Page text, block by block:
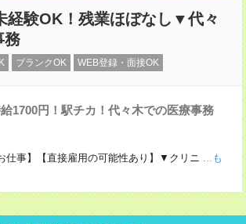
経験OK！残業ほぼなし▼代々
務
ブランクOK WEB登録・面接OK
1700円！駅チカ！代々木での医療事務
仕事】【直接雇用の可能性あり】▼クリニ ...も